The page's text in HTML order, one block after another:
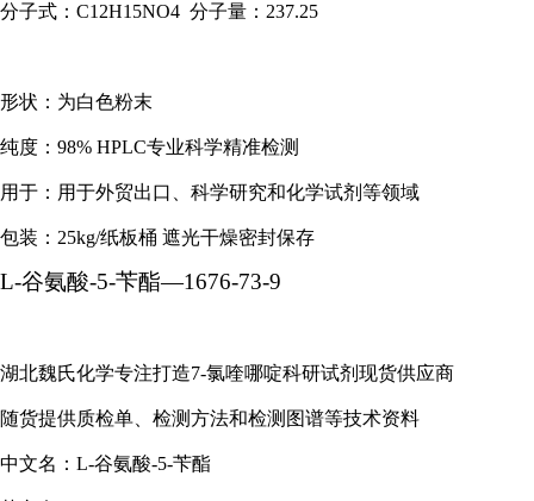
分子式：C12H15NO4 分子量：237.25
形状：为白色粉末
纯度：98% HPLC专业科学精准检测
用于：用于外贸出口、科学研究和化学试剂等领域
包装：25kg/纸板桶 遮光干燥密封保存
L-谷氨酸-5-苄酯—1676-73-9
湖北魏氏化学专注打造7-氯喹哪啶科研试剂现货供应商
随货提供质检单、检测方法和检测图谱等技术资料
中文名：L-谷氨酸-5-苄酯